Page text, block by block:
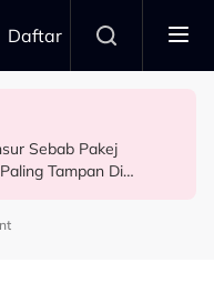
Daftar
Hidupkan Kisah
Sebab Pakej
Tampan Di
Memilih Tetapi...
Penyanyi Rock -
Buat…”